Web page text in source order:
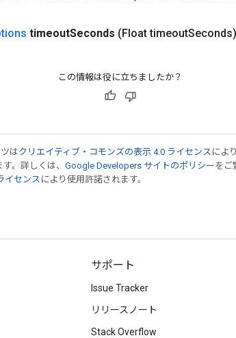
timeoutSeconds (Float timeoutSeconds)
この情報は役に立ちましたか？
はクリエイティブ・コモンズの表示 4.0 ライセンス によ
。詳しくは、 Google Developers サイトのポリシー をご
イセンス により使用許諾されます。
サポート
Issue Tracker
リリースノート
Stack Overflow